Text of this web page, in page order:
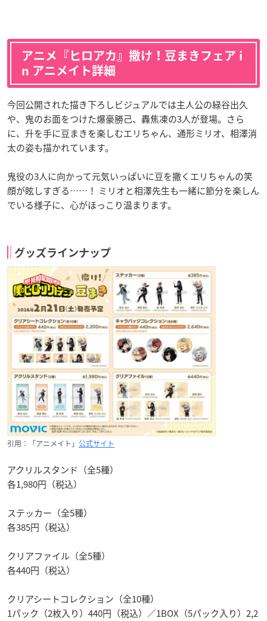
アニメ『ヒロアカ』撒け！豆まきフェア i
n アニメイト詳細
今回公開された描き下ろしビジュアルでは主人公の緑谷出久
や、鬼のお面をつけた爆豪勝己、轟焦凍の3人が登場。さら
に、升を手に豆まきを楽しむエリちゃん、通形ミリオ、相澤消
太の姿も描かれています。
鬼役の3人に向かって元気いっぱいに豆を撒くエリちゃんの笑
顔が眩しすぎる……！ ミリオと相澤先生も一緒に節分を楽しん
でいる様子に、心がほっこり温まります。
グッズラインナップ
引用：「アニメイト」 公式サイト
アクリルスタンド（全5種）
各1,980円（税込）
ステッカー（全5種）
各385円（税込）
クリアファイル（全5種）
各440円（税込）
クリアシートコレクション（全10種）
1パック（2枚入り）440円（税込）／1BOX（5パック入り）2,2